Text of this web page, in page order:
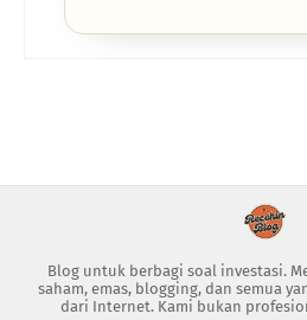
Blog untuk berbagi soal investasi.
saham, emas, blogging, dan semua
dari Internet. Kami bukan